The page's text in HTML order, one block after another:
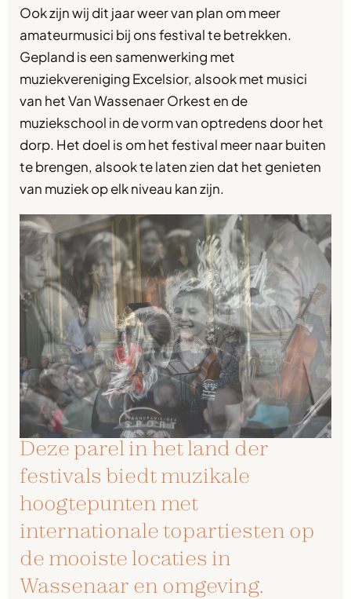
Ook zijn wij dit jaar weer van plan om meer
amateurmusici bij ons festival te betrekken.
Gepland is een samenwerking met
muziekvereniging Excelsior, alsook met musici
van het Van Wassenaer Orkest en de
muziekschool in de vorm van optredens door het
dorp. Het doel is om het festival meer naar buiten
te brengen, alsook te laten zien dat het genieten
van muziek op elk niveau kan zijn.
Deze parel in het land der
festivals biedt muzikale
hoogtepunten met
internationale topartiesten op
de mooiste locaties in
Wassenaar en omgeving.